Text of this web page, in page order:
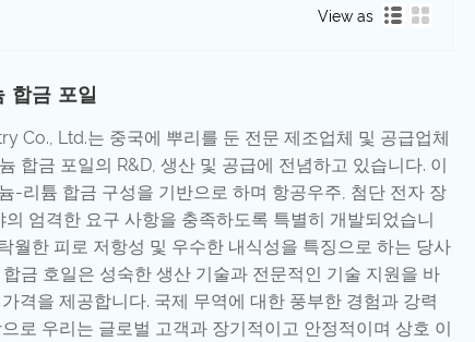
View as
합금 포일
Co., Ltd.는 중국에 뿌리를 둔 전문 제조업체 및 공급업체
합금 포일의 R&D, 생산 및 공급에 전념하고 있습니다. 이
-리튬 합금 구성을 기반으로 하며 항공우주, 첨단 전자 장
엄격한 요구 사항을 충족하도록 특별히 개발되었습니
월한 피로 저항성 및 우수한 내식성을 특징으로 하는 당사
금 호일은 성숙한 생산 기술과 전문적인 기술 지원을 바
격을 제공합니다. 국제 무역에 대한 풍부한 경험과 강력
로 우리는 글로벌 고객과 장기적이고 안정적이며 상호 이